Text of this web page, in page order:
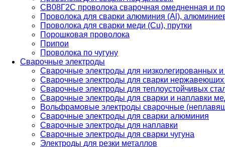
СВ08Г2С проволока сварочная омедненная и
Проволока для сварки алюминия (Al),
Проволока для сварки меди (Cu), прутки
Порошковая проволока
Припои
Проволока по чугуну
Сварочные электроды
Сварочные электроды для низколегированных и
Сварочные электроды для сварки
Сварочные электроды для теплоустойчивых
Сварочные электроды для сварки и наплавки
Вольфрамовые электроды сварочные
Сварочные электроды для сварки алюминия
Сварочные электроды для наплавки
Сварочные электроды для сварки чугуна
Электроды для резки металлов